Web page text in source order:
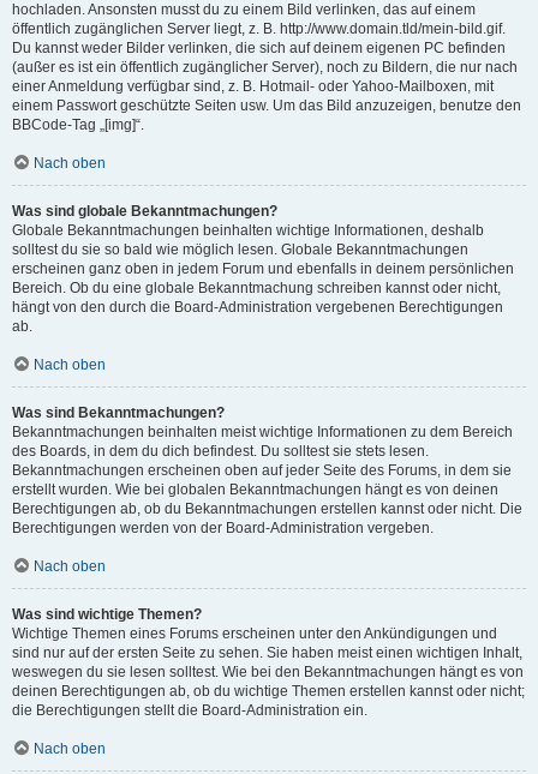
hochladen. Ansonsten musst du zu einem Bild verlinken, das auf einem
öffentlich zugänglichen Server liegt, z. B. http://www.domain.tld/mein-bild.gif.
Du kannst weder Bilder verlinken, die sich auf deinem eigenen PC befinden
(außer es ist ein öffentlich zugänglicher Server), noch zu Bildern, die nur nach
einer Anmeldung verfügbar sind, z. B. Hotmail- oder Yahoo-Mailboxen, mit
einem Passwort geschützte Seiten usw. Um das Bild anzuzeigen, benutze den
BBCode-Tag „[img]“.
Nach oben
Was sind globale Bekanntmachungen?
Globale Bekanntmachungen beinhalten wichtige Informationen, deshalb
solltest du sie so bald wie möglich lesen. Globale Bekanntmachungen
erscheinen ganz oben in jedem Forum und ebenfalls in deinem persönlichen
Bereich. Ob du eine globale Bekanntmachung schreiben kannst oder nicht,
hängt von den durch die Board-Administration vergebenen Berechtigungen
ab.
Nach oben
Was sind Bekanntmachungen?
Bekanntmachungen beinhalten meist wichtige Informationen zu dem Bereich
des Boards, in dem du dich befindest. Du solltest sie stets lesen.
Bekanntmachungen erscheinen oben auf jeder Seite des Forums, in dem sie
erstellt wurden. Wie bei globalen Bekanntmachungen hängt es von deinen
Berechtigungen ab, ob du Bekanntmachungen erstellen kannst oder nicht. Die
Berechtigungen werden von der Board-Administration vergeben.
Nach oben
Was sind wichtige Themen?
Wichtige Themen eines Forums erscheinen unter den Ankündigungen und
sind nur auf der ersten Seite zu sehen. Sie haben meist einen wichtigen Inhalt,
weswegen du sie lesen solltest. Wie bei den Bekanntmachungen hängt es von
deinen Berechtigungen ab, ob du wichtige Themen erstellen kannst oder nicht;
die Berechtigungen stellt die Board-Administration ein.
Nach oben